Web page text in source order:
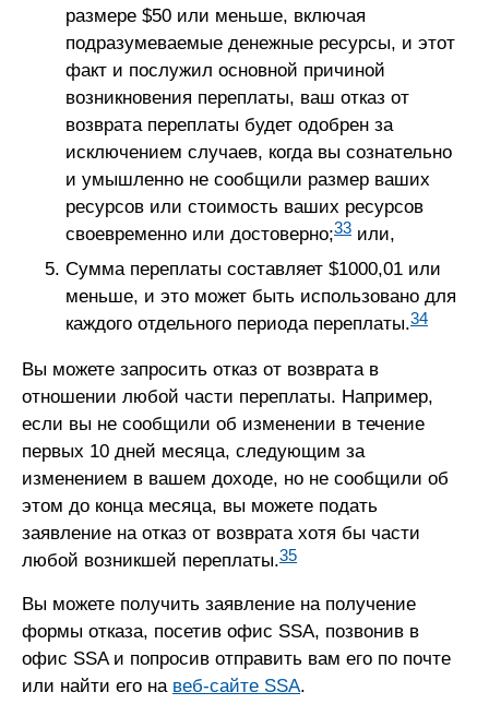
размере $50 или меньше, включая
подразумеваемые денежные ресурсы, и этот
факт и послужил основной причиной
возникновения переплаты, ваш отказ от
возврата переплаты будет одобрен за
исключением случаев, когда вы сознательно
и умышленно не сообщили размер ваших
ресурсов или стоимость ваших ресурсов
своевременно или достоверно;33 или,
Сумма переплаты составляет $1000,01 или
меньше, и это может быть использовано для
каждого отдельного периода переплаты.34
Вы можете запросить отказ от возврата в
отношении любой части переплаты. Например,
если вы не сообщили об изменении в течение
первых 10 дней месяца, следующим за
изменением в вашем доходе, но не сообщили об
этом до конца месяца, вы можете подать
заявление на отказ от возврата хотя бы части
любой возникшей переплаты.35
Вы можете получить заявление на получение
формы отказа, посетив офис SSA, позвонив в
офис SSA и попросив отправить вам его по почте
или найти его на веб-сайте SSA.